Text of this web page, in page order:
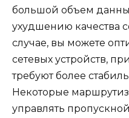
большой объем
ухудшению качества
случае, вы можете
сетевых устройств,
требуют более
Некоторые
управлять